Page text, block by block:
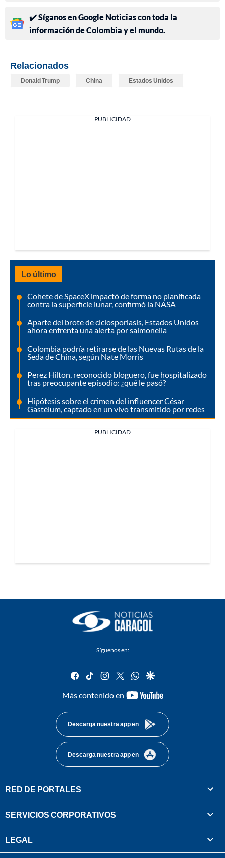
✔️ Síganos en Google Noticias con toda la
información de Colombia y el mundo.
Relacionados
Donald Trump China Estados Unidos
PUBLICIDAD
Lo último
Cohete de SpaceX impactó de forma no planificada
contra la superficie lunar, confirmó la NASA
Aparte del brote de ciclosporiasis, Estados Unidos
ahora enfrenta una alerta por salmonella
Colombia podría retirarse de las Nuevas Rutas de la
Seda de China, según Nate Morris
Perez Hilton, reconocido bloguero, fue hospitalizado
tras preocupante episodio: ¿qué le pasó?
Hipótesis sobre el crimen del influencer César
Gastélum, captado en un vivo transmitido por redes
PUBLICIDAD
Síguenos en:
facebook
tiktok instagram
twitterwhatsapp
google
Más contenido en
youtube-
Descarga nuestra app en
Descarga nuestra app en
RED DE PORTALES
SERVICIOS CORPORATIVOS
LEGAL